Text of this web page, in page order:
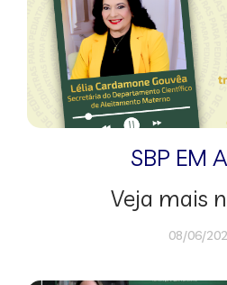
SBP EM
Veja mais
08/06/